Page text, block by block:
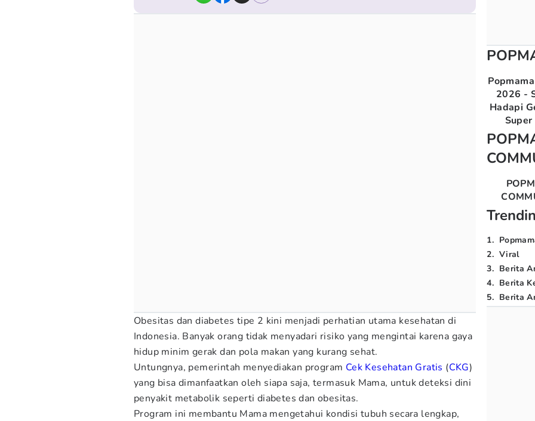
Obesitas dan diabetes tipe 2 kini menjadi perhatian utama kesehatan di
Indonesia. Banyak orang tidak menyadari risiko yang mengintai karena gaya
hidup minim gerak dan pola makan yang kurang sehat.
Untungnya, pemerintah menyediakan program Cek Kesehatan Gratis (CKG)
yang bisa dimanfaatkan oleh siapa saja, termasuk Mama, untuk deteksi dini
penyakit metabolik seperti diabetes dan obesitas.
Program ini membantu Mama mengetahui kondisi tubuh secara lengkap,
2026 -
Hadapi
1.
2. Viral
3. Berita
4. Berita
5. Berita